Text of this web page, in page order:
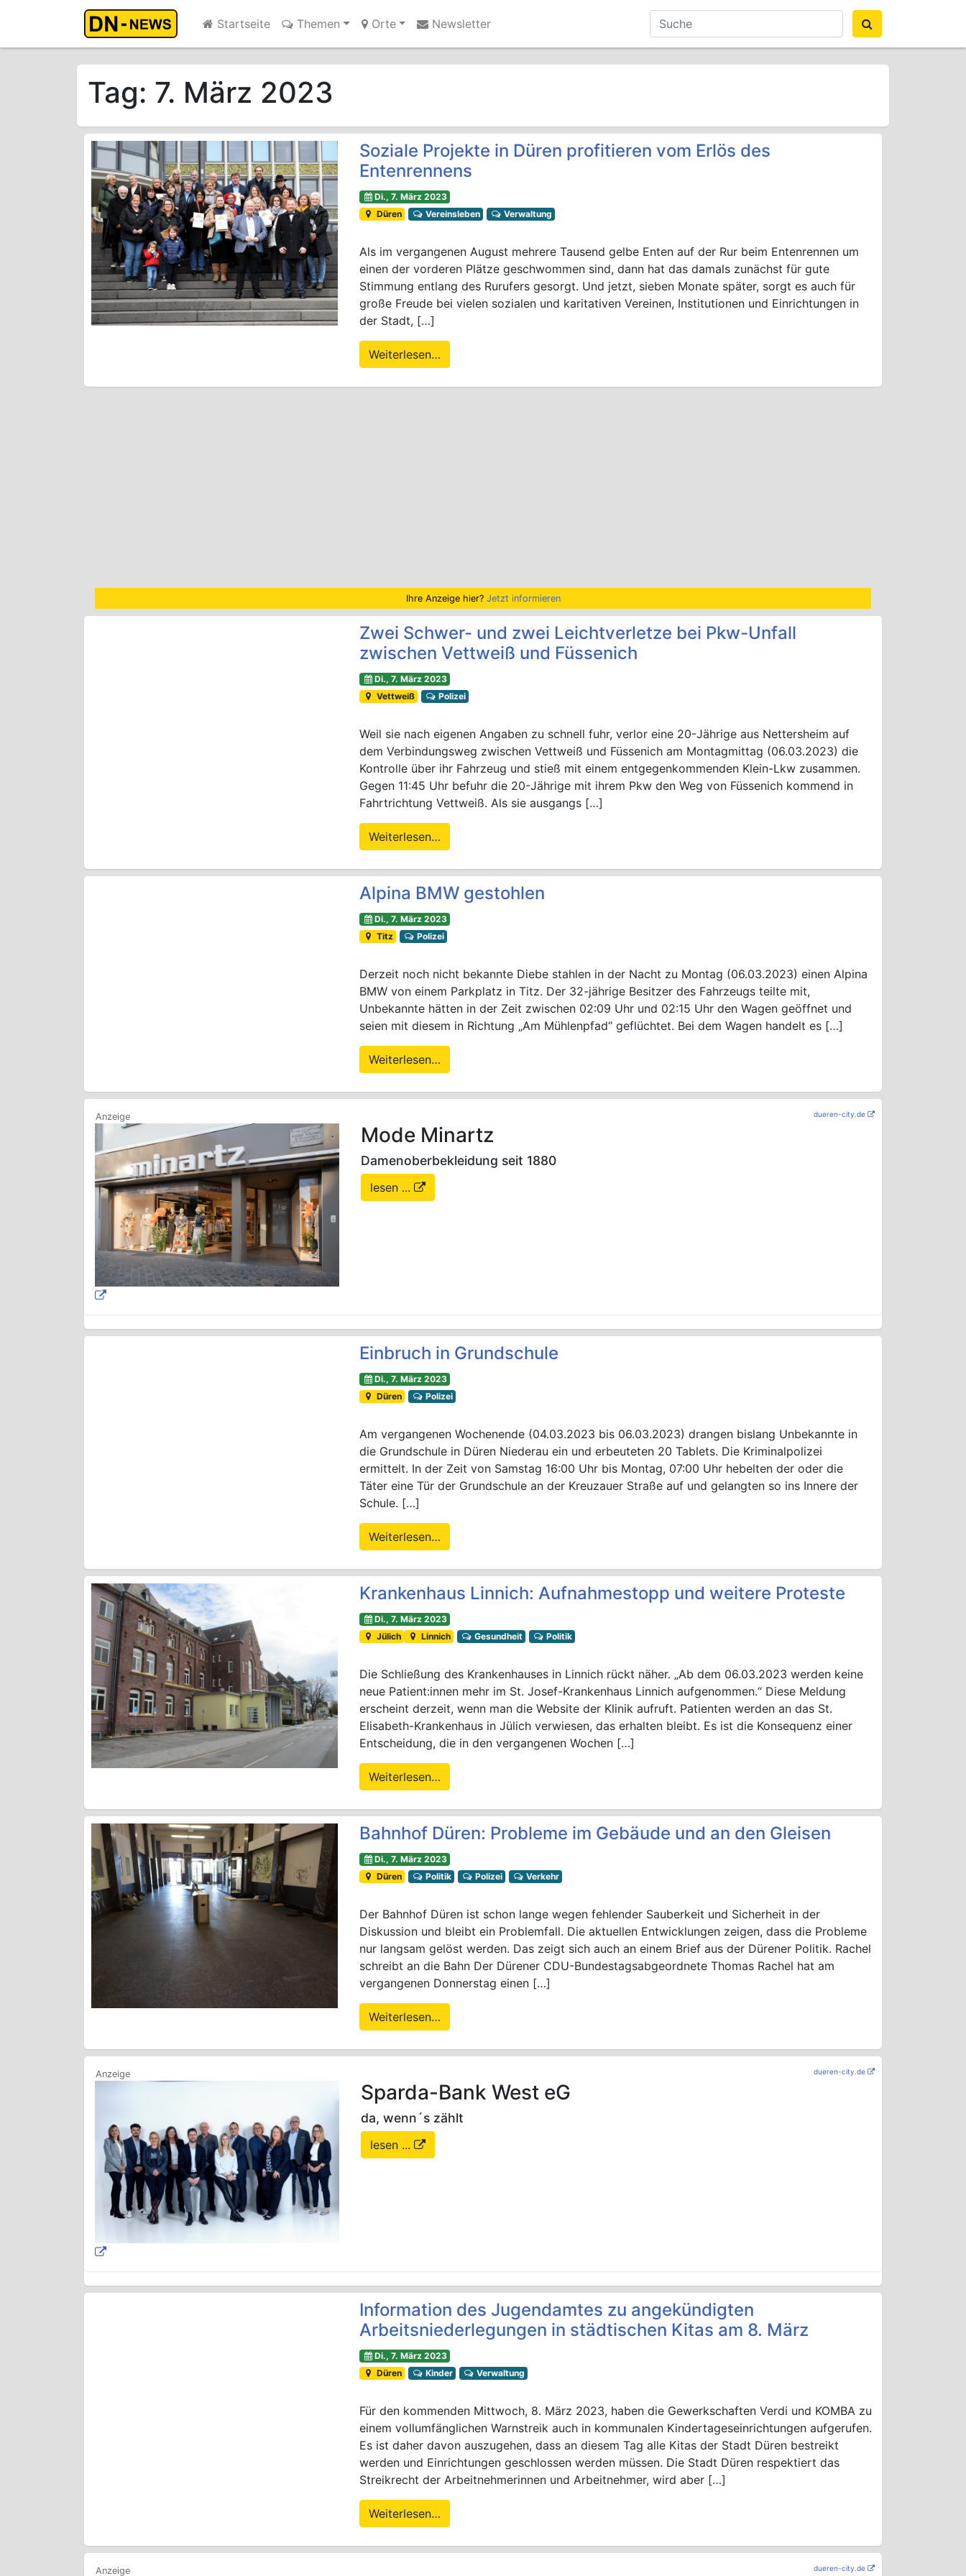
Startseite
Themen Orte Newsletter
Tag: 7. März 2023
Soziale Projekte in Düren profitieren vom Erlös des
Entenrennens
Di., 7. März 2023
Düren
Vereinsleben Verwaltung
Als im vergangenen August mehrere Tausend gelbe Enten auf der Rur beim Entenrennen um
einen der vorderen Plätze geschwommen sind, dann hat das damals zunächst für gute
Stimmung entlang des Rurufers gesorgt. Und jetzt, sieben Monate später, sorgt es auch für
große Freude bei vielen sozialen und karitativen Vereinen, Institutionen und Einrichtungen in
der Stadt, […]
Weiterlesen…
Ihre Anzeige hier? Jetzt informieren
Zwei Schwer- und zwei Leichtverletze bei Pkw-Unfall
zwischen Vettweiß und Füssenich
Di., 7. März 2023
Vettweiß
Polizei
Weil sie nach eigenen Angaben zu schnell fuhr, verlor eine 20-Jährige aus Nettersheim auf
dem Verbindungsweg zwischen Vettweiß und Füssenich am Montagmittag (06.03.2023) die
Kontrolle über ihr Fahrzeug und stieß mit einem entgegenkommenden Klein-Lkw zusammen.
Gegen 11:45 Uhr befuhr die 20-Jährige mit ihrem Pkw den Weg von Füssenich kommend in
Fahrtrichtung Vettweiß. Als sie ausgangs […]
Weiterlesen…
Alpina BMW gestohlen
Di., 7. März 2023
Titz
Polizei
Derzeit noch nicht bekannte Diebe stahlen in der Nacht zu Montag (06.03.2023) einen Alpina
BMW von einem Parkplatz in Titz. Der 32-jährige Besitzer des Fahrzeugs teilte mit,
Unbekannte hätten in der Zeit zwischen 02:09 Uhr und 02:15 Uhr den Wagen geöffnet und
seien mit diesem in Richtung „Am Mühlenpfad“ geflüchtet. Bei dem Wagen handelt es […]
Weiterlesen…
dueren-city.de
Mode Minartz
Damenoberbekleidung seit 1880
lesen ...
Einbruch in Grundschule
Di., 7. März 2023
Düren
Polizei
Am vergangenen Wochenende (04.03.2023 bis 06.03.2023) drangen bislang Unbekannte in
die Grundschule in Düren Niederau ein und erbeuteten 20 Tablets. Die Kriminalpolizei
ermittelt. In der Zeit von Samstag 16:00 Uhr bis Montag, 07:00 Uhr hebelten der oder die
Täter eine Tür der Grundschule an der Kreuzauer Straße auf und gelangten so ins Innere der
Schule. […]
Weiterlesen…
Krankenhaus Linnich: Aufnahmestopp und weitere Proteste
Di., 7. März 2023
Jülich
Linnich Gesundheit Politik
Die Schließung des Krankenhauses in Linnich rückt näher. „Ab dem 06.03.2023 werden keine
neue Patient:innen mehr im St. Josef-Krankenhaus Linnich aufgenommen.“ Diese Meldung
erscheint derzeit, wenn man die Website der Klinik aufruft. Patienten werden an das St.
Elisabeth-Krankenhaus in Jülich verwiesen, das erhalten bleibt. Es ist die Konsequenz einer
Entscheidung, die in den vergangenen Wochen […]
Weiterlesen…
Bahnhof Düren: Probleme im Gebäude und an den Gleisen
Di., 7. März 2023
Düren
Politik Polizei Verkehr
Der Bahnhof Düren ist schon lange wegen fehlender Sauberkeit und Sicherheit in der
Diskussion und bleibt ein Problemfall. Die aktuellen Entwicklungen zeigen, dass die Probleme
nur langsam gelöst werden. Das zeigt sich auch an einem Brief aus der Dürener Politik. Rachel
schreibt an die Bahn Der Dürener CDU-Bundestagsabgeordnete Thomas Rachel hat am
vergangenen Donnerstag einen […]
Weiterlesen…
dueren-city.de
Sparda-Bank West eG
da, wenn´s zählt
lesen ...
Information des Jugendamtes zu angekündigten
Arbeitsniederlegungen in städtischen Kitas am 8. März
Di., 7. März 2023
Düren
Kinder Verwaltung
Für den kommenden Mittwoch, 8. März 2023, haben die Gewerkschaften Verdi und KOMBA zu
einem vollumfänglichen Warnstreik auch in kommunalen Kindertageseinrichtungen aufgerufen.
Es ist daher davon auszugehen, dass an diesem Tag alle Kitas der Stadt Düren bestreikt
werden und Einrichtungen geschlossen werden müssen. Die Stadt Düren respektiert das
Streikrecht der Arbeitnehmerinnen und Arbeitnehmer, wird aber […]
Weiterlesen…
dueren-city.de